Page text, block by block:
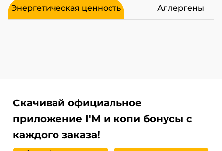
Энергетическая ценность Аллергены
Скачивай официальное
приложение I'M и копи бонусы с
каждого заказа!